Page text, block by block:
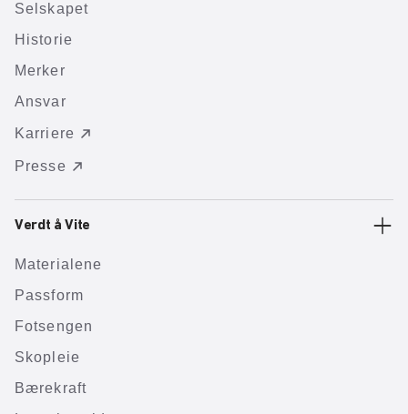
Selskapet
Historie
Merker
Ansvar
Karriere
Presse
Verdt å Vite
Materialene
Passform
Fotsengen
Skopleie
Bærekraft